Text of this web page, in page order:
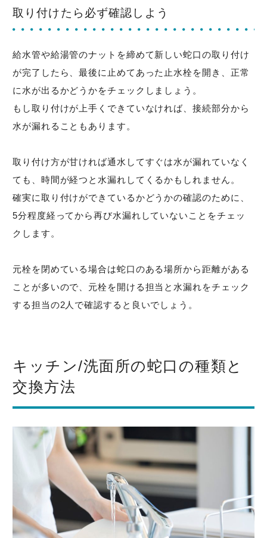
取り付けたら必ず確認しよう
給水管や給湯管のナットを締めて新しい蛇口の取り付け
が完了したら、最後に止めてあった止水栓を開き、正常
に水が出るかどうかをチェックしましょう。
もし取り付けが上手くできていなければ、接続部分から
水が漏れることもあります。
取り付け方が甘ければ通水してすぐは水が漏れていなく
ても、時間が経つと水漏れしてくるかもしれません。
確実に取り付けができているかどうかの確認のために、
5分程度経ってから再び水漏れしていないことをチェッ
クします。
元栓を閉めている場合は蛇口のある場所から距離がある
ことが多いので、元栓を開ける担当と水漏れをチェック
する担当の2人で確認すると良いでしょう。
キッチン/洗面所の蛇口の種類と
交換方法